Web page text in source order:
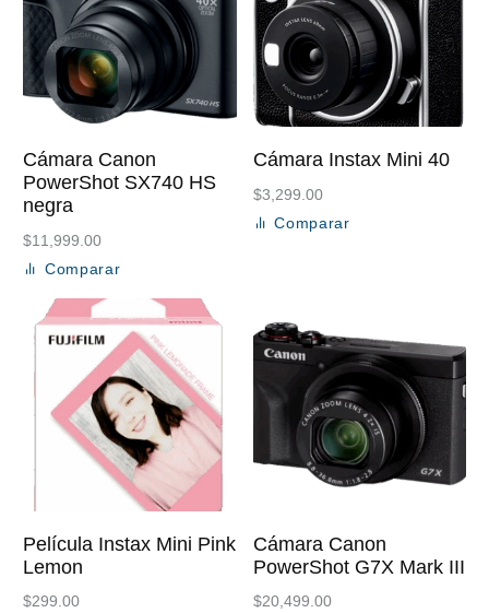
Cámara Canon
PowerShot SX740 HS
negra
$11,999.00
Añadir al carrito
Comparar
Cámara Instax Mini 40
$3,299.00
Añadir al carrito
Comparar
Película Instax Mini Pink
Lemon
$299.00
Cámara Canon
PowerShot G7X Mark III
$20,499.00